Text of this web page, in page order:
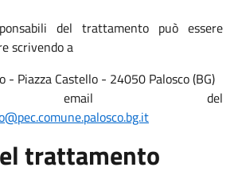
del trattamento può essere
scrivendo a
- Piazza Castello - 24050 Palosco (BG)
email del
trattamento